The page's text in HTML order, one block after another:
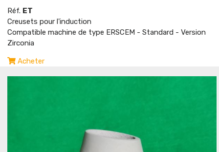
Réf. ET
Creusets pour l'induction
Compatible machine de type ERSCEM - Standard - Version
Zirconia
Acheter